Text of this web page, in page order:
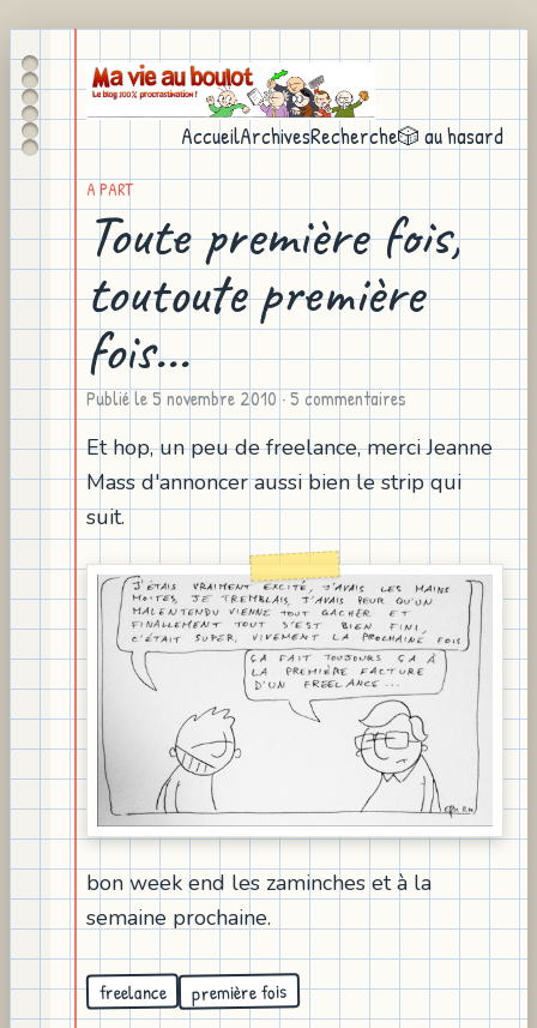
AccueilArchivesRecherche🎲 au hasard
A PART
Toute première fois,
toutoute première
fois...
Publié le5 novembre 2010· 5 commentaires
Et hop, un peu de freelance, merci Jeanne
Mass d'annoncer aussi bien le strip qui
suit.
bon week end les zaminches et à la
semaine prochaine.
freelance première fois